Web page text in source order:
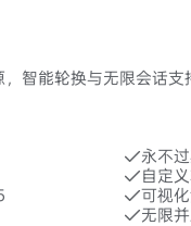
，智能轮换与无限会话
永不
自定
可视
无限